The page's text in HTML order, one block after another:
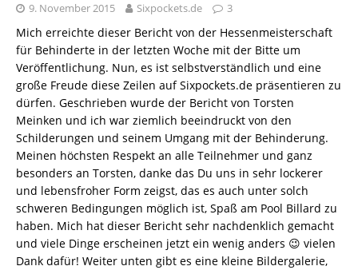
9. November 2015 Sixpockets.de 3
Mich erreichte dieser Bericht von der Hessenmeisterschaft
für Behinderte in der letzten Woche mit der Bitte um
Veröffentlichung. Nun, es ist selbstverständlich und eine
große Freude diese Zeilen auf Sixpockets.de präsentieren zu
dürfen. Geschrieben wurde der Bericht von Torsten
Meinken und ich war ziemlich beeindruckt von den
Schilderungen und seinem Umgang mit der Behinderung.
Meinen höchsten Respekt an alle Teilnehmer und ganz
besonders an Torsten, danke das Du uns in sehr lockerer
und lebensfroher Form zeigst, das es auch unter solch
schweren Bedingungen möglich ist, Spaß am Pool Billard zu
haben. Mich hat dieser Bericht sehr nachdenklich gemacht
und viele Dinge erscheinen jetzt ein wenig anders 😉 vielen
Dank dafür! Weiter unten gibt es eine kleine Bildergalerie,